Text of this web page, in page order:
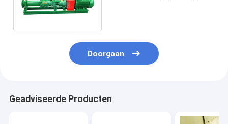
Doorgaan
Geadviseerde Producten